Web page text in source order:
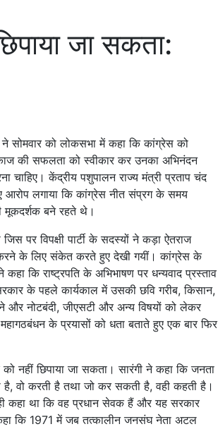
जा सकता:
सोमवार को लोकसभा में कहा कि कांग्रेस को
की सफलता को स्वीकार कर उनका अभिनंदन
चाहिए। केंद्रीय पशुपालन राज्य मंत्री प्रताप चंद
आरोप लगाया कि कांग्रेस नीत संप्रग के समय
मूकदर्शक बने रहते थे।
पर विपक्षी पार्टी के सदस्यों ने कड़ा ऐतराज
करने के लिए संकेत करते हुए देखी गयीं। कांग्रेस के
कि राष्ट्रपति के अभिभाषण पर धन्यवाद प्रस्ताव
के पहले कार्यकाल में उसकी छवि गरीब, किसान,
और नोटबंदी, जीएसटी और अन्य विषयों को लेकर
के प्रयासों को धता बताते हुए एक बार फिर
नहीं छिपाया जा सकता। सारंगी ने कहा कि जनता
वो करती है तथा जो कर सकती है, वही कहती है।
कहा था कि वह प्रधान सेवक हैं और यह सरकार
कि 1971 में जब तत्कालीन जनसंघ नेता अटल